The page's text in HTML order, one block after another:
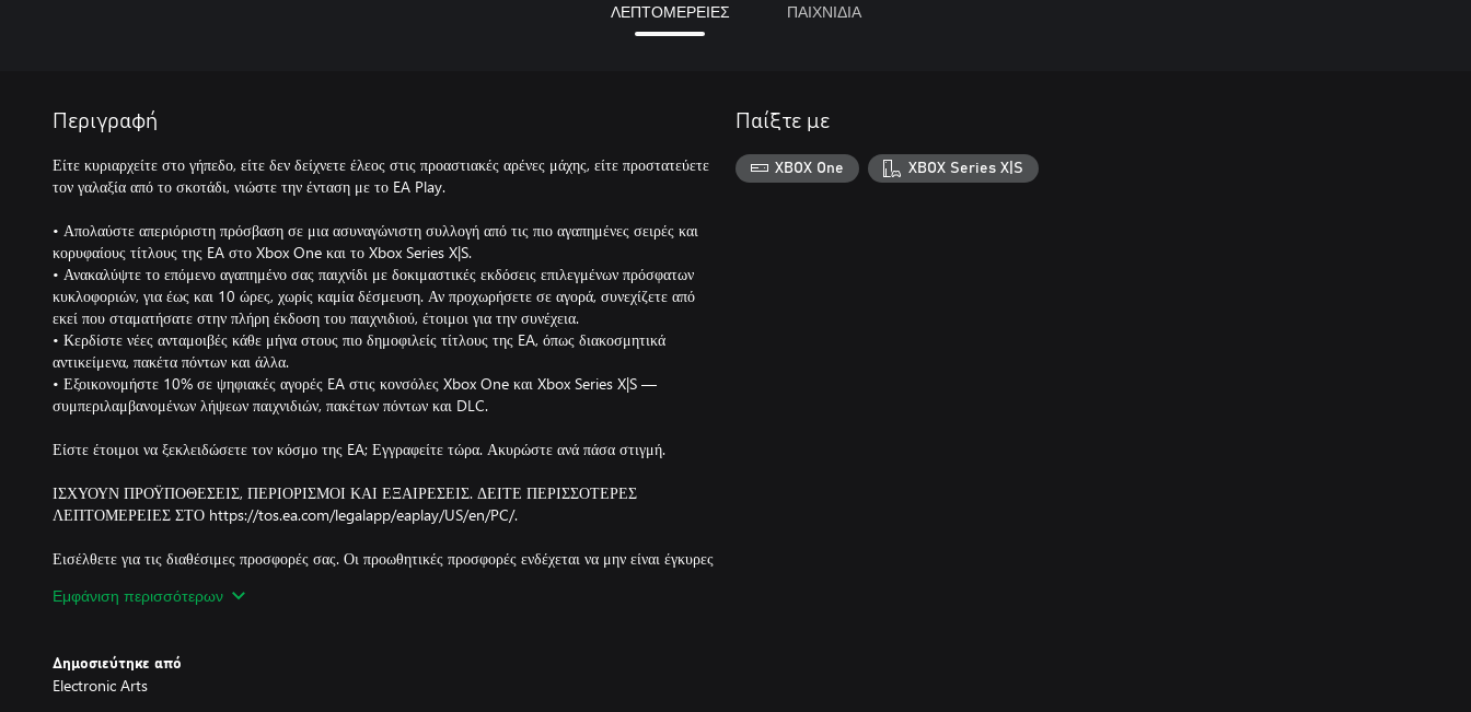
ΛΕΠΤΟΜΕΡΕΙΕΣ ΠΑΙΧΝΙΔΙΑ
Περιγραφή
Είτε κυριαρχείτε στο γήπεδο, είτε δεν δείχνετε έλεος στις προαστιακές αρένες μάχης, είτε προστατεύετε
τον γαλαξία από το σκοτάδι, νιώστε την ένταση με το EA Play.
• Απολαύστε απεριόριστη πρόσβαση σε μια ασυναγώνιστη συλλογή από τις πιο αγαπημένες σειρές και
κορυφαίους τίτλους της EA στο Xbox One και το Xbox Series X|S.
• Ανακαλύψτε το επόμενο αγαπημένο σας παιχνίδι με δοκιμαστικές εκδόσεις επιλεγμένων πρόσφατων
κυκλοφοριών, για έως και 10 ώρες, χωρίς καμία δέσμευση. Αν προχωρήσετε σε αγορά, συνεχίζετε από
εκεί που σταματήσατε στην πλήρη έκδοση του παιχνιδιού, έτοιμοι για την συνέχεια.
• Κερδίστε νέες ανταμοιβές κάθε μήνα στους πιο δημοφιλείς τίτλους της EA, όπως διακοσμητικά
αντικείμενα, πακέτα πόντων και άλλα.
• Εξοικονομήστε 10% σε ψηφιακές αγορές EA στις κονσόλες Xbox One και Xbox Series X|S —
συμπεριλαμβανομένων λήψεων παιχνιδιών, πακέτων πόντων και DLC.
Είστε έτοιμοι να ξεκλειδώσετε τον κόσμο της EA; Εγγραφείτε τώρα. Ακυρώστε ανά πάσα στιγμή.
ΙΣΧΥΟΥΝ ΠΡΟΫΠΟΘΕΣΕΙΣ, ΠΕΡΙΟΡΙΣΜΟΙ ΚΑΙ ΕΞΑΙΡΕΣΕΙΣ. ΔΕΙΤΕ ΠΕΡΙΣΣΟΤΕΡΕΣ
ΛΕΠΤΟΜΕΡΕΙΕΣ ΣΤΟ https://tos.ea.com/legalapp/eaplay/US/en/PC/.
Εισέλθετε για τις διαθέσιμες προσφορές σας. Οι προωθητικές προσφορές ενδέχεται να μην είναι έγκυρες
προωθητική περίοδο, η συνδρομή εξακολουθεί να χρεώνεται στην κανονική τιμή και για την καθορισμένη
περιορισμοί.
Εμφάνιση περισσότερων
Δημοσιεύτηκε από
Electronic Arts
Παίξτε με
XBOX One XBOX Series X|S